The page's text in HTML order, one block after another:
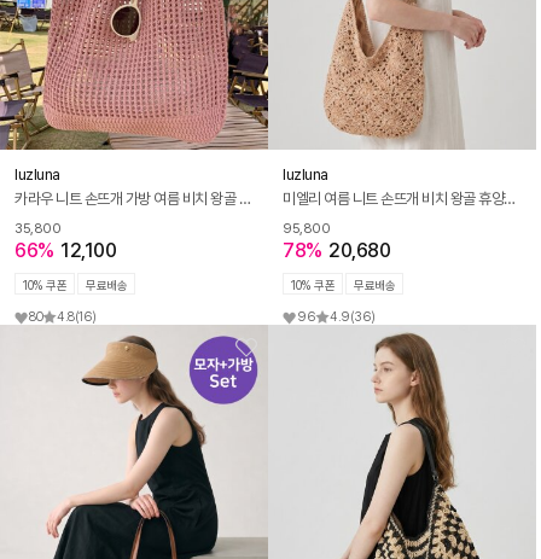
luzluna
카라우 니트 손뜨개 가방 여름 비치 왕골 휴양지가방 숄더 네트백
35,800
66% 12,100
10% 쿠폰 무료배송
80 4.8(16)
luzluna
미엘리 여름 니트 손뜨개 비치 왕골 휴양지가방 숄더 네트백 가방
95,800
78% 20,680
10% 쿠폰 무료배송
96 4.9(36)